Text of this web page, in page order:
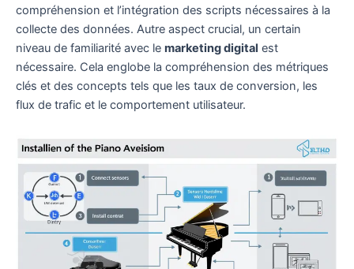
compréhension et l’intégration des scripts nécessaires à la
collecte des données. Autre aspect crucial, un certain
niveau de familiarité avec le marketing digital est
nécessaire. Cela englobe la compréhension des métriques
clés et des concepts tels que les taux de conversion, les
flux de trafic et le comportement utilisateur.